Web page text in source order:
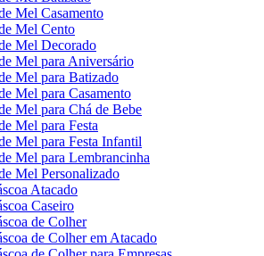
Mel Casamento
Mel Cento
Mel Decorado
Mel para Aniversário
Mel para Batizado
Mel para Casamento
Mel para Chá de Bebe
Mel para Festa
Mel para Festa Infantil
Mel para Lembrancinha
Mel Personalizado
Atacado
Caseiro
de Colher
de Colher em Atacado